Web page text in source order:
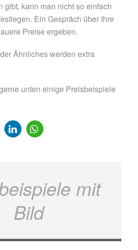
gibt, kann man nicht so einfach
Ein Gespräch über Ihre
Preise ergeben.
Ähnliches werden extra
unten einige Preisbeispiele
mit
Bild